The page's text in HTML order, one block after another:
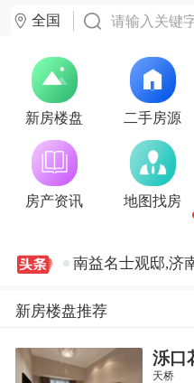
全国
新房楼盘 二手房源
房产资讯 地图找房
紫薇阁,济南紫薇
济高海棠郡,济南
新房楼盘推荐
泺口
天桥